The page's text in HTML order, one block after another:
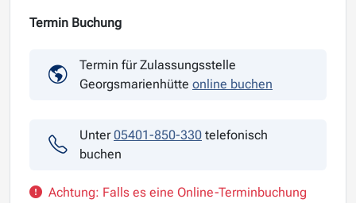
Termin Buchung
Termin für Zulassungsstelle
Georgsmarienhütte online buchen
Unter05401-850-330 telefonisch
buchen
Achtung: Falls es eine Online-Terminbuchung